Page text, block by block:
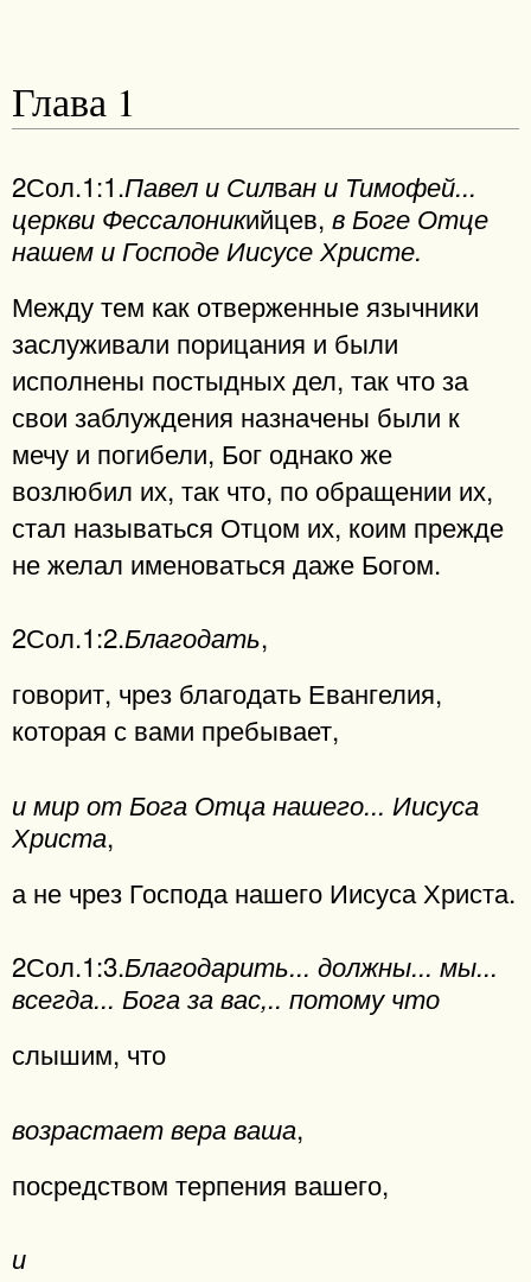
Глава 1
2Сол.1:1.Павел и Силван и Тимофей...
церкви Фессалоникийцев, в Боге Отце
нашем и Господе Иисусе Христе.
Между тем как отверженные язычники
заслуживали порицания и были
исполнены постыдных дел, так что за
свои заблуждения назначены были к
мечу и погибели, Бог однако же
возлюбил их, так что, по обращении их,
стал называться Отцом их, коим прежде
не желал именоваться даже Богом.
2Сол.1:2.Благодать,
говорит, чрез благодать Евангелия,
которая с вами пребывает,
и мир от Бога Отца нашего... Иисуса
Христа,
а не чрез Господа нашего Иисуса Христа.
2Сол.1:3.Благодарить... должны... мы...
всегда... Бога за вас,.. потому что
слышим, что
возрастает вера ваша,
посредством терпения вашего,
и